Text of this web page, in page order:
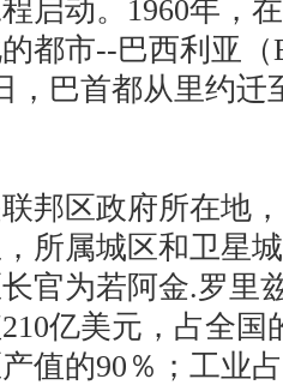
启动。1960年，
都市--巴西利亚
，巴首都从里约迁
区政府所在地，
所属城区和卫星
官为若阿金.罗里
亿美元，占全国
值的90％；工业